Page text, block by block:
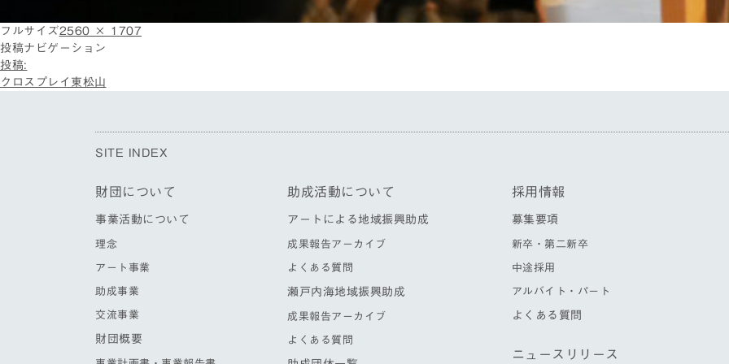
フルサイズ2560 × 1707
投稿ナビゲーション
投稿:
クロスプレイ東松山
SITE INDEX
財団について
事業活動について
理念
アート事業
助成事業
交流事業
財団概要
助成活動について
アートによる地域振興助成
成果報告アーカイブ
よくある質問
瀬戸内海地域振興助成
成果報告アーカイブ
よくある質問
採用情報
募集要項
新卒・第二新卒
中途採用
アルバイト・パート
よくある質問
ニュースリリース